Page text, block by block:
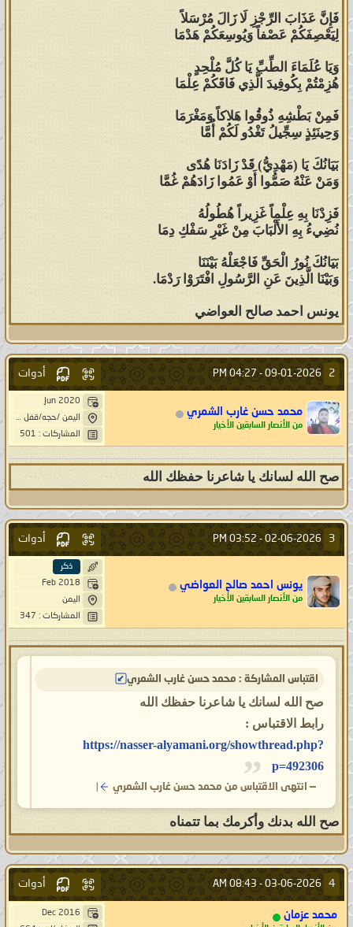
فَإِنَّ عَذَابَ الرِّجْزِ لَا زَالَ مُرْسَلاً
لِيَعْصِفَكُمْ عَصْفاً وَيُوسِعَكُمْ هَدْمَا
وَيَا عُلَمَاءَ الطِّبِّ يَا كُلَّ مُلْحِدٍ
هُزِمْتُمْ بِكُوفِيدَ الَّذِي فَاقَكُمْ عِلْمَا
فَمِنْ بَطْشِهِ ذُوقُوا هَلاكاً وَمَغْرَمَا
وَحِينَئِذٍ سِجِّيلُ تَغْدُو لَكُمْ أُمَّا
بَيَانُكَ يَا (مَهْدِيُّ) قَدْ زَادَنَا هُدًى
وَمَنْ عَنْهُ صَمُّوا أَوْ عَمُوا زَادَهُمْ غُمَّا
فَزِدْنَا بِهِ عِلْماً غَزِيراً هُطُولُهُ
نُضِيءُ بِهِ الأَلْبَابَ مِنْ غَيْرِ سَفْكِ دِمَا
بَيَانُكَ نُورُ الْحَقِّ فَاجْعَلْهُ بَيْنَنَا
وَبَيْنَا الَّذِينَ عَنِ الرَّسُولِ افْتَرَوْا رَدْمَا.
يونس احمد صالح العواضي
2
09-01-2026 -
04:27 PM أدوات
محمد حسن غارب الشمري
من الأنصار السابقين الأخيار
Jun 2020
اليمن /حجه/قفل شمر
المشاركات : 501
صح الله لسانك يا شاعرنا حفظك الله
3
02-06-2026 -
03:52 PM أدوات
يونس احمد صالح العواضي
من الأنصار السابقين الأخيار
ذكر
Feb 2018
اليمن
المشاركات : 347
اقتباس المشاركة : محمد حسن غارب الشمري
صح الله لسانك يا شاعرنا حفظك الله
رابط الاقتباس :
https://nasser-alyamani.org/showthread.php?
p=492306
— انتهى الاقتباس من محمد حسن غارب الشمري
صح الله بدنك وأكرمك بما تتمناه
4
03-06-2026 -
08:43 AM أدوات
محمد عزمان
Dec 2016